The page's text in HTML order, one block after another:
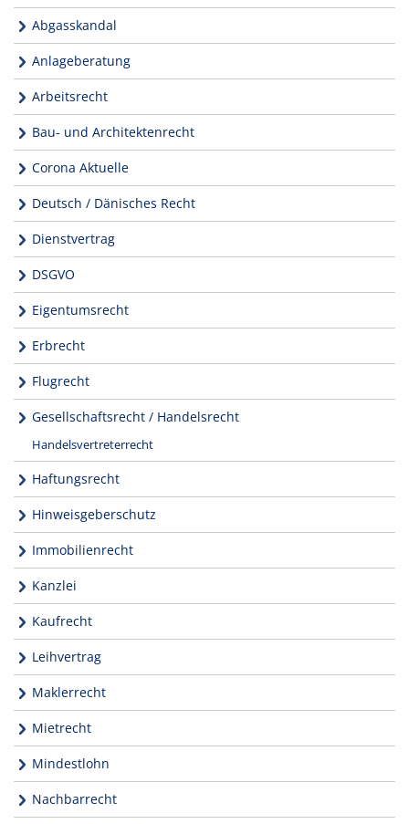
Abgasskandal
Anlageberatung
Arbeitsrecht
Bau- und Architektenrecht
Corona Aktuelle
Deutsch / Dänisches Recht
Dienstvertrag
DSGVO
Eigentumsrecht
Erbrecht
Flugrecht
Gesellschaftsrecht / Handelsrecht
Handelsvertreterrecht
Haftungsrecht
Hinweisgeberschutz
Immobilienrecht
Kanzlei
Kaufrecht
Leihvertrag
Maklerrecht
Mietrecht
Mindestlohn
Nachbarrecht